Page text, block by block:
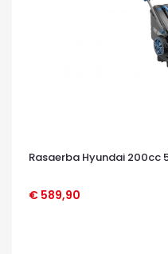
Rasaerba Hyundai 200cc
€ 589,90
OCCHIATA VELOCE